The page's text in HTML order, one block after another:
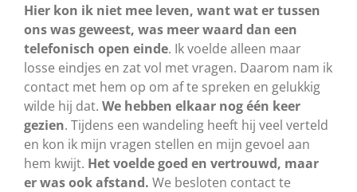
Hier kon ik niet mee leven, want wat er tussen
ons was geweest, was meer waard dan een
telefonisch open einde. Ik voelde alleen maar
losse eindjes en zat vol met vragen. Daarom nam ik
contact met hem op om af te spreken en gelukkig
wilde hij dat. We hebben elkaar nog één keer
gezien. Tijdens een wandeling heeft hij veel verteld
en kon ik mijn vragen stellen en mijn gevoel aan
hem kwijt. Het voelde goed en vertrouwd, maar
er was ook afstand. We besloten contact te